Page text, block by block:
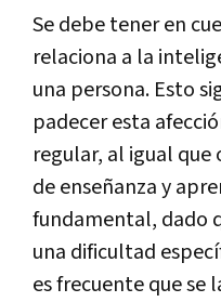
Se debe tener en
relaciona a la
una persona. Esto
padecer esta
regular, al igual
de enseñanza y
fundamental, dado
una dificultad
es frecuente que se